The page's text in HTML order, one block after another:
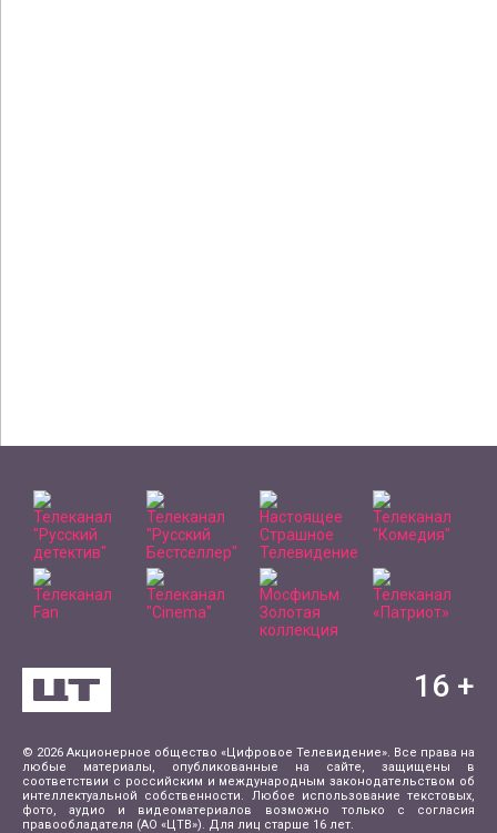
© 2026 Акционерное общество «Цифровое Телевидение». Все права на
любые материалы, опубликованные на сайте, защищены в
соответствии с российским и международным законодательством об
интеллектуальной собственности. Любое использование текстовых,
фото, аудио и видеоматериалов возможно только с согласия
правообладателя (АО «ЦТВ»). Для лиц старше 16 лет.
16 +